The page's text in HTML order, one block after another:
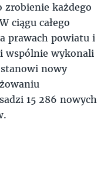
zrobienie każdego
ciągu całego
prawach powiatu i
wspólnie wykonali
nowy
15 286 nowych